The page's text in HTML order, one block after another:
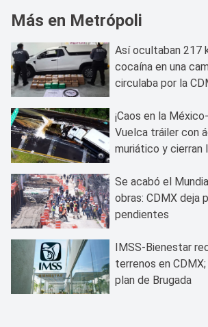
Más en Metrópoli
Así ocultaban 217
cocaína en una
circulaba por la
¡Caos en la
Vuelca tráiler con
muriático y cierran
Se acabó el
obras: CDMX deja
pendientes
IMSS-Bienestar
terrenos en
plan de Brugada